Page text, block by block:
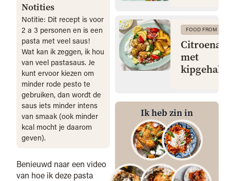
Notities
Notitie: Dit recept is voor
2 a 3 personen en is een
pasta met veel saus!
Wat kan ik zeggen, ik hou
van veel pastasaus. Je
kunt ervoor kiezen om
minder rode pesto te
gebruiken, dan wordt de
saus iets minder intens
van smaak (ook minder
kcal mocht je daarom
geven).
Benieuwd naar een video
van hoe ik deze pasta
FOOD FROM
met
Ik heb zin in